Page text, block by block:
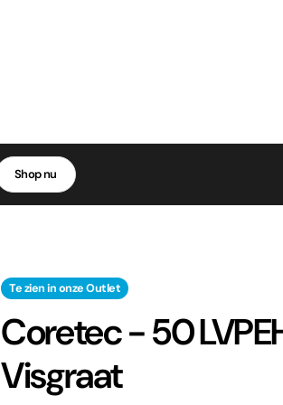
Shop nu
Te zien in onze Outlet
Coretec - 50
Visgraat